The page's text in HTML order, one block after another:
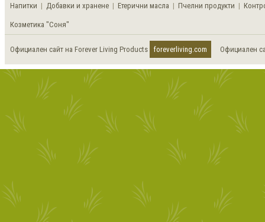
Напитки | Добавки и хранене | Етерични масла | Пчелни продукти |
Козметика "Соня"
Официален сайт на Forever Living Products foreverliving.com Официален